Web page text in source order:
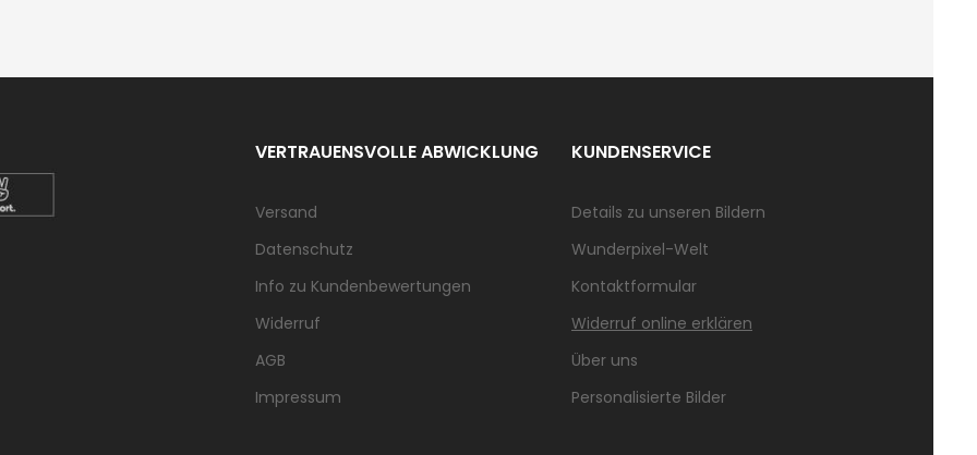
VERTRAUENSVOLLE ABWICKLUNG
Versand
Datenschutz
Info zu Kundenbewertungen
Widerruf
AGB
Impressum
KUNDENSERVICE
Details zu unseren Bildern
Wunderpixel-Welt
Kontaktformular
Widerruf online erklären
Über uns
Personalisierte Bilder